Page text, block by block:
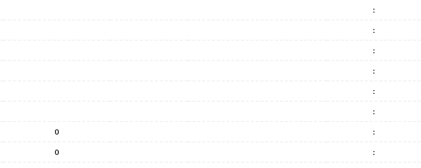
:
:
:
:
:
:
0 :
0 :